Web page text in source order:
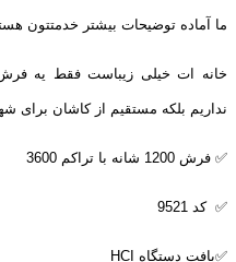
ما آماده توضیحات بیشتر خدمتتون
خانه ات خیلی زیباست فقط یه
نداریم بلکه مستقیم از کاشان برای
✅ فرش 1200 شانه با تراکم 3600
✅ کد 9521
✅بافت دستگاه HCI